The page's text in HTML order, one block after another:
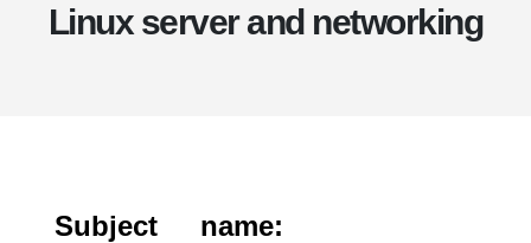
Linux server and networking
Subject name: